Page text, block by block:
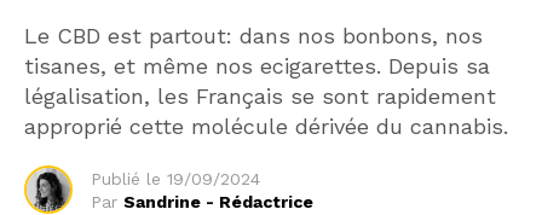
Le CBD est partout: dans nos bonbons, nos
tisanes, et même nos ecigarettes. Depuis sa
légalisation, les Français se sont rapidement
approprié cette molécule dérivée du cannabis.
Publié le 19/09/2024
Par Sandrine - Rédactrice